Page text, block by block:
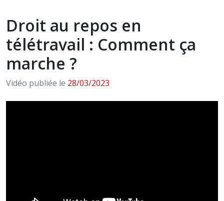
Droit au repos en
télétravail : Comment ça
marche ?
Vidéo publiée le 28/03/2023